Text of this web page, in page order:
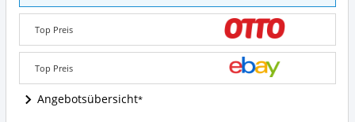
Lux
Moderner
Nepal
Teppich
Handarbeit
Honig
Angebote:
Wo
Top Preis
Top Preis
Angebotsübersicht